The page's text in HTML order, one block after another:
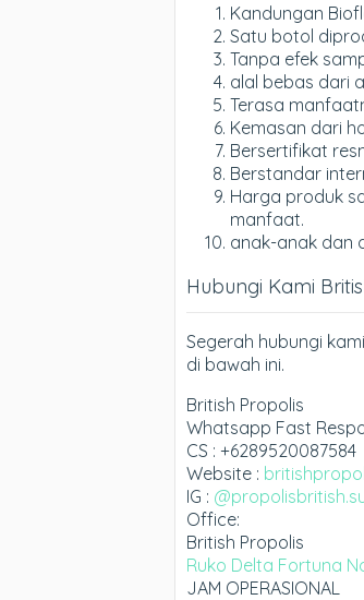
Kandungan
Satu botol
Tanpa efek
alal bebas dari
Terasa
Kemasan dari
Bersertifikat
Berstandar
Harga produk
manfaat.
anak-anak dan
Hubungi Kami
Segerah hubungi
di bawah ini.
British Propolis
Whatsapp Fast
CS : +6289520087584
Website :
IG :
Office:
British Propolis
Ruko Delta Fortuna
JAM OPERASIONAL